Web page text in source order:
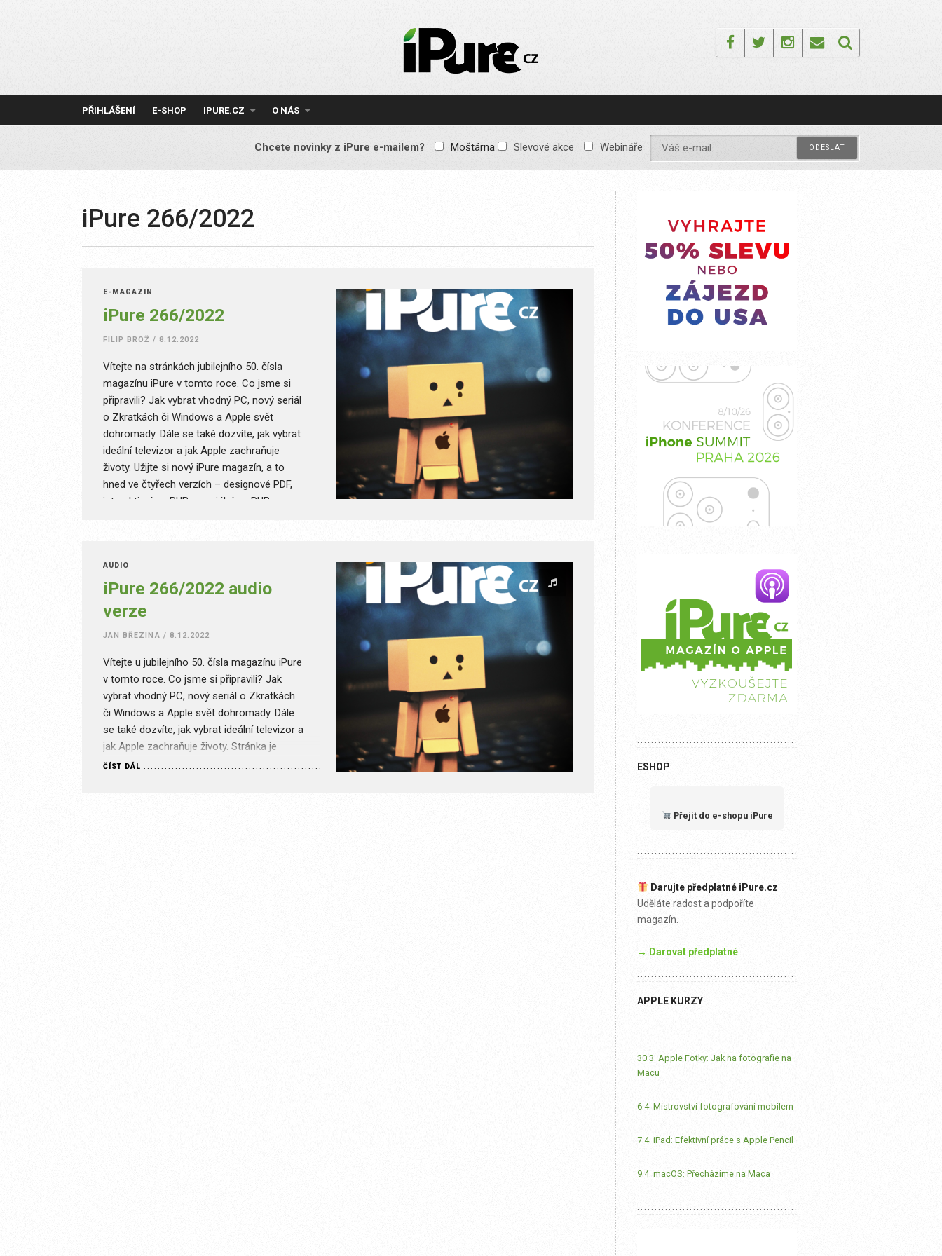
IPURE.CZ
Prémiový Apple e-
reklamy, žádné
obsah pro všechny
FacebookTwitterInstagram
Email
PŘIHLÁŠENÍ E-SHOP IPURE.CZ O NÁS
Chcete novinky z iPure e-mailem? Moštárna Slevové akce Webináře
iPure 266/2022
E-MAGAZÍN
iPure 266/2022
FILIP BROŽ / 8.12.2022
Vítejte na stránkách jubilejního 50. čísla
magazínu iPure v tomto roce. Co jsme si
připravili? Jak vybrat vhodný PC, nový seriál
o Zkratkách či Windows a Apple svět
dohromady. Dále se také dozvíte, jak vybrat
ideální televizor a jak Apple zachraňuje
životy. Užijte si nový iPure magazín, a to
hned ve čtyřech verzích – designové PDF,
interaktivním ePUB, speciálním ePUB pro
AUDIO
iPure 266/2022 audio
verze
JAN BŘEZINA / 8.12.2022
Vítejte u jubilejního 50. čísla magazínu iPure
v tomto roce. Co jsme si připravili? Jak
vybrat vhodný PC, nový seriál o Zkratkách
či Windows a Apple svět dohromady. Dále
se také dozvíte, jak vybrat ideální televizor a
jak Apple zachraňuje životy. Stránka je
určena pouze pro předplatitele s příslušným
ČÍST DÁL ESHOP
Přejít do e-shopu iPure
Darujte předplatné iPure.cz
Uděláte radost a podpoříte
magazín.
→ Darovat předplatné
APPLE KURZY
30.3. Apple Fotky: Jak na fotografie na
Macu
6.4. Mistrovství fotografování mobilem
7.4. iPad: Efektivní práce s Apple Pencil
9.4. macOS: Přecházíme na Maca